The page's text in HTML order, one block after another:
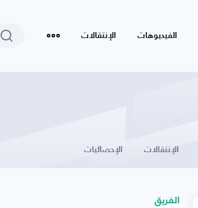
الفيديوهات الإنتقالات
الإنتقالات الإحصائيات
الفريق